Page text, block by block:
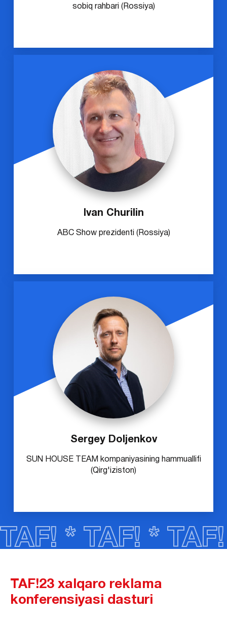
sobiq rahbari (Rossiya)
Ivan Churilin
ABC Show prezidenti (Rossiya)
Sergey Doljenkov
SUN HOUSE TEAM kompaniyasining hammuallifi
(Qirg'iziston)
TAF! * TAF! *
TAF!23 xalqaro reklama
konferensiyasi dasturi